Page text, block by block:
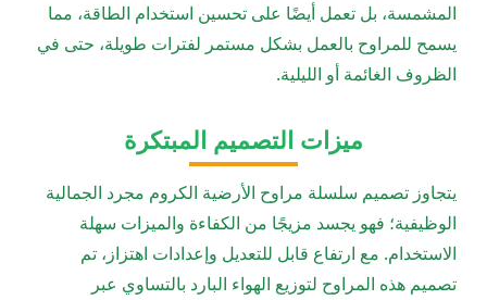
المشمسة، بل تعمل أيضًا على تحسين استخدام الطاقة، مما
يسمح للمراوح بالعمل بشكل مستمر لفترات طويلة، حتى في
الظروف الغائمة أو الليلية.
ميزات التصميم المبتكرة
يتجاوز تصميم سلسلة مراوح الأرضية الكروم مجرد الجمالية
الوظيفية؛ فهو يجسد مزيجًا من الكفاءة والميزات سهلة
الاستخدام. مع ارتفاع قابل للتعديل وإعدادات اهتزاز، تم
تصميم هذه المراوح لتوزيع الهواء البارد بالتساوي عبر